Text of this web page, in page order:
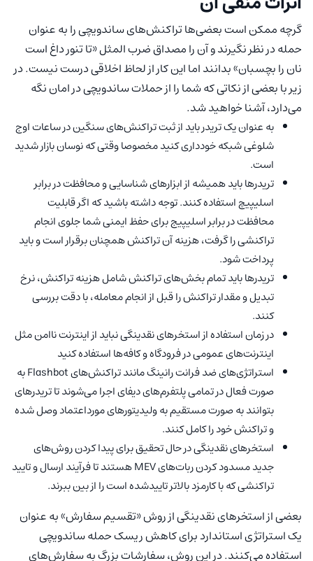
گرچه ممکن است بعضی‌ها تراکنش‌های ساندویچی را به عنوان
حمله در نظر نگیرند و آن را مصداق ضرب المثل «تا تنور داغ است
نان را بچسبان» بدانند اما این کار از لحاظ اخلاقی درست نیست. در
زیر با بعضی از نکاتی که شما را از حملات ساندویچی در امان نگه
می‌دارد، آشنا خواهید شد.
به عنوان یک تریدر باید از ثبت تراکنش‌های سنگین در ساعات اوج
شلوغی شبکه خودداری کنید مخصوصا وقتی که نوسان بازار شدید
است.
تریدرها باید همیشه از ابزارهای شناسایی و محافظت در برابر
اسلیپیچ استفاده کنند. توجه داشته باشید که اگر قابلیت
محافظت در برابر اسلیپیج برای حفظ ایمنی شما جلوی انجام
تراکنشی را گرفت، هزینه آن تراکنش همچنان برقرار است و باید
پرداخت شود.
تریدرها باید تمام بخش‌های تراکنش شامل هزینه تراکنش، نرخ
تبدیل و مقدار تراکنش را قبل از انجام معامله، با دقت بررسی
کنند.
در زمان استفاده از استخرهای نقدینگی نباید از اینترنت ناامن مثل
اینترنت‌های عمومی در فرودگاه و کافه‌ها استفاده کنید
استراتژی‌های ضد فرانت رانینگ مانند تراکنش‌های Flashbot به
صورت فعال در تمامی پلتفرم‌های دیفای اجرا می‌شوند تا تریدرهای
بتوانند به صورت مستقیم به ولیدیتورهای مورداعتماد وصل شده
و تراکنش خود را کامل کنند.
استخرهای نقدینگی در حال تحقیق برای پیدا کردن روش‌های
جدید مسدود کردن ربات‌های MEV هستند تا فرآیند ارسال و تایید
تراکنشی که با کارمزد بالاتر تاییدشده است را از بین ببرند.
بعضی از استخرهای نقدینگی از روش «تقسیم سفارش» به عنوان
یک استراتژی استاندارد برای کاهش ریسک حمله ساندویچی
استفاده می‌کنند. در این روش، سفارشات بزرگ به سفارش‌های